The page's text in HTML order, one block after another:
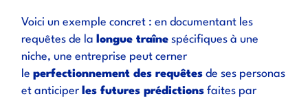
Voici un exemple concret : en documentant les
requêtes de la longue traîne spécifiques à une
niche, une entreprise peut cerner
leperfectionnement des requêtes de ses personas
et anticiper les futures prédictions faites par